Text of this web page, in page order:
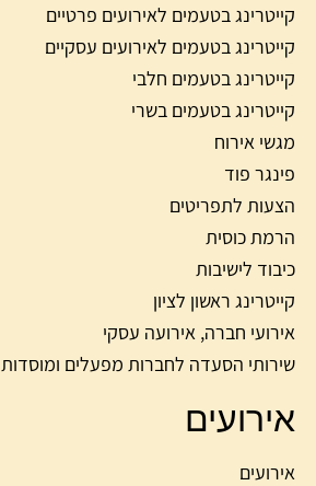
קייטרינג בטעמים לאירועים פרטיים
קייטרינג בטעמים לאירועים עסקיים
קייטרינג בטעמים חלבי
קייטרינג בטעמים בשרי
מגשי אירוח
פינגר פוד
הצעות לתפריטים
הרמת כוסית
כיבוד לישיבות
קייטרינג ראשון לציון
אירועי חברה, אירועה עסקי
שירותי הסעדה לחברות מפעלים ומוסדות
אירועים
אירועים